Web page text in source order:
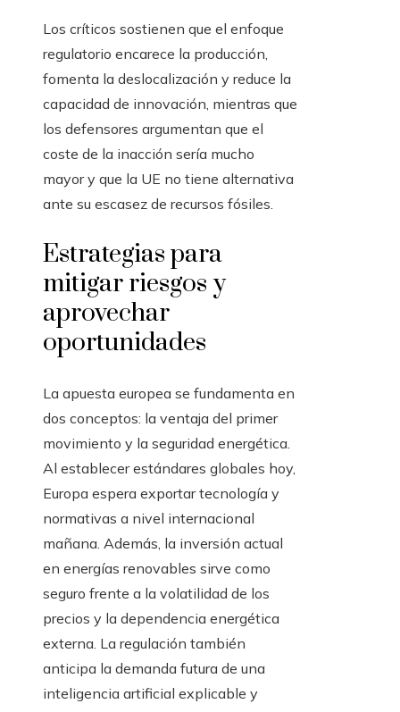
Los críticos sostienen que el enfoque
regulatorio encarece la producción,
fomenta la deslocalización y reduce la
capacidad de innovación, mientras que
los defensores argumentan que el
coste de la inacción sería mucho
mayor y que la UE no tiene alternativa
ante su escasez de recursos fósiles.
Estrategias para
mitigar riesgos y
aprovechar
oportunidades
La apuesta europea se fundamenta en
dos conceptos: la ventaja del primer
movimiento y la seguridad energética.
Al establecer estándares globales hoy,
Europa espera exportar tecnología y
normativas a nivel internacional
mañana. Además, la inversión actual
en energías renovables sirve como
seguro frente a la volatilidad de los
precios y la dependencia energética
externa. La regulación también
anticipa la demanda futura de una
inteligencia artificial explicable y